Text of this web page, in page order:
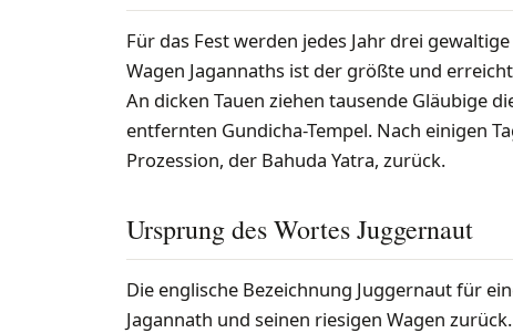
Für das Fest werden jedes Jahr drei
Wagen Jagannaths ist der größte und
An dicken Tauen ziehen tausende Gläubige
entfernten Gundicha-Tempel. Nach einigen
Prozession, der Bahuda Yatra, zurück.
Ursprung des Wortes Juggernaut
Die englische Bezeichnung Juggernaut für
Jagannath und seinen riesigen Wagen